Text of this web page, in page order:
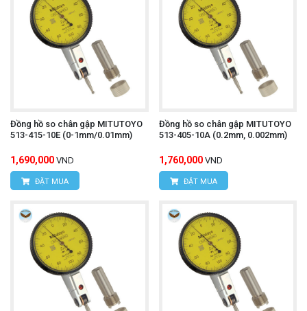
Đồng hồ so chân gập MITUTOYO
513-415-10E (0-1mm/0.01mm)
1,690,000 VND
ĐẶT MUA
Đồng hồ so chân gập MITUTOYO
513-405-10A (0.2mm, 0.002mm)
1,760,000 VND
ĐẶT MUA